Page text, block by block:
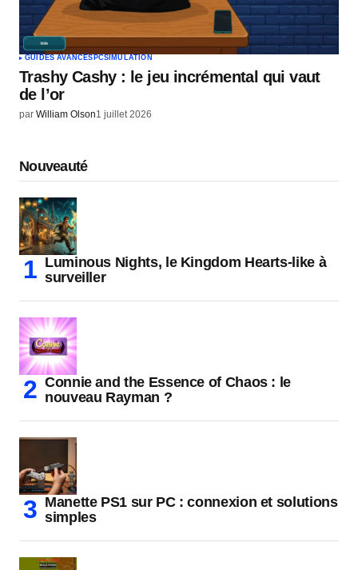
GUIDES AVANCÉS PCSIMULATION
Trashy Cashy : le jeu incrémental qui vaut
de l’or
par William Olson1 juillet 2026
Nouveauté
Luminous Nights, le Kingdom Hearts-like à
surveiller
Connie and the Essence of Chaos : le
nouveau Rayman ?
Manette PS1 sur PC : connexion et solutions
simples